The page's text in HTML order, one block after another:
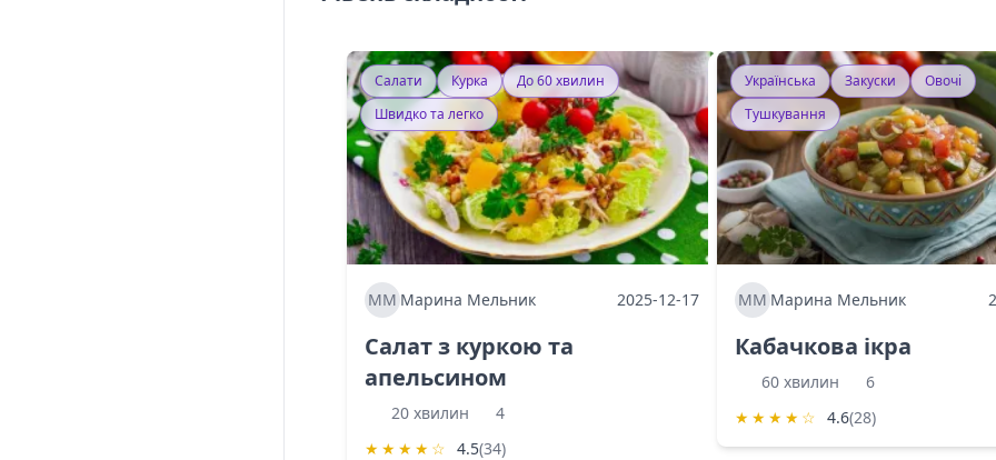
Салати Курка
До 60 хвилин
Швидко та легко
ММ Марина Мельник 2025-12-17
Салат з куркою та
апельсином
20 хвилин
4
★ ★ ★ ★ ☆ 4.5(34)
Українська Закуски
Овочі
Тушкування
ММ Марина Мельник
Кабачкова ікра
60 хвилин
6
★ ★ ★ ★ ☆ 4.6(28)